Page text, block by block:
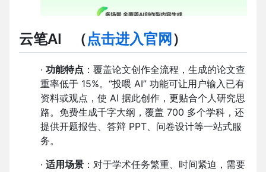
云笔AI （点击进入官网 ）
· 功能特点 ：覆盖论文创作全流程，生成的论文查
重率低于 15%。“投喂 AI” 功能可让用户输入已有
资料或观点，使 AI 据此创作，更贴合个人研究思
路。免费生成千字大纲，覆盖 700 多个学科，还
提供开题报告、答辩 PPT、问卷设计等一站式服
务。
· 适用场景 ：对于学术任务繁重、时间紧迫，需要